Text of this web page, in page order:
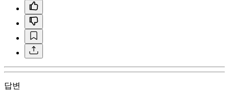
답변